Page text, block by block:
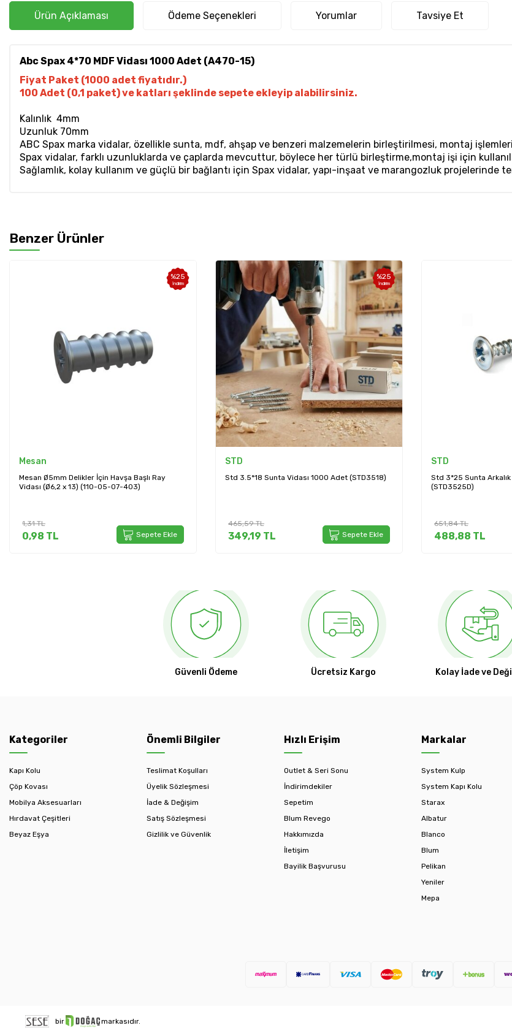
Ürün Açıklaması Ödeme Seçenekleri Yorumlar Tavsiye Et
Abc Spax 4*70 MDF Vidası 1000 Adet (A470-15)
Fiyat Paket (1000 adet fiyatıdır.)
100 Adet (0,1 paket) ve katları şeklinde sepete ekleyip alabilirsiniz.
Kalınlık 4mm
Uzunluk 70mm
ABC Spax marka vidalar, özellikle sunta, mdf, ahşap ve benzeri malzemelerin birleştirilmesi, montaj
Spax vidalar, farklı uzunluklarda ve çaplarda mevcuttur, böylece her türlü birleştirme,montaj işi için
Sağlamlık, kolay kullanım ve güçlü bir bağlantı için Spax vidalar, yapı-inşaat ve marangozluk projelerinde
Benzer Ürünler
%25
İndirim
Mesan
Mesan Ø5mm Delikler İçin Havşa Başlı Ray
Vidası (Ø6,2 x 13) (110-05-07-403)
1,31TL
0,98 TL Sepete Ekle
%25
İndirim
STD
Std 3.5*18 Sunta Vidası 1000 Adet (STD3518)
465,59TL
349,19 TL Sepete Ekle
STD
Std 3*25 Sunta
(STD3525D)
651,84TL
488,88 TL
Güvenli Ödeme Ücretsiz Kargo Kolay İade ve
Kategoriler
Kapı Kolu
Çöp Kovası
Mobilya Aksesuarları
Hırdavat Çeşitleri
Beyaz Eşya
Önemli Bilgiler
Teslimat Koşulları
Üyelik Sözleşmesi
İade & Değişim
Satış Sözleşmesi
Gizlilik ve Güvenlik
Hızlı Erişim
Outlet & Seri Sonu
İndirimdekiler
Sepetim
Blum Revego
Hakkımızda
İletişim
Bayilik Başvurusu
Markalar
System Kulp
System Kapı Kolu
Starax
Albatur
Blanco
Blum
Pelikan
Yeniler
Mepa
bir markasıdır.